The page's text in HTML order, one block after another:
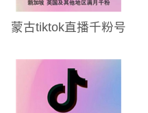
蒙古tiktok直播千粉号